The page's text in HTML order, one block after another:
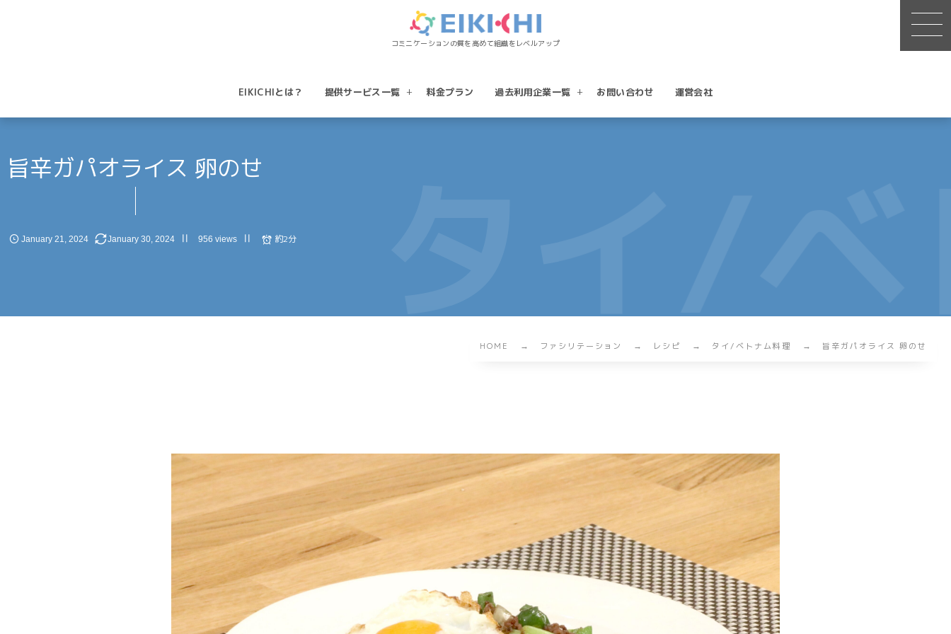
コミニケーションの質を高めて組織をレベルアップ
EIKICHIとは？ 提供サービス一覧 料金プラン 過去利用企業一覧 お問い合わせ 運営会社
旨辛ガパオライス 卵のせ
January 21 2024 January 30 ,2024 956 views 約2分
タイ/ベ
HOME ファシリテーション レシピ タイ/ベトナム料理 旨辛ガパオライス 卵のせ